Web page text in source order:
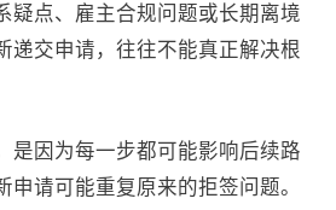
疑点、雇主合规问题或长期离境
递交申请，往往不能真正解决根
是因为每一步都可能影响后续路
申请可能重复原来的拒签问题。